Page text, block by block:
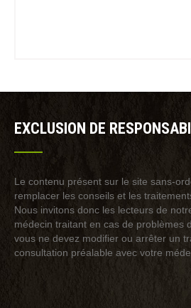
EXCLUSION DE
Le contenu présent sur le site sans-
remplacer les conseils et les
Nous invitons donc les lecteurs de
médecin traitant en cas de problèmes
vous ne devez modifier ou arrêter un
consultation préalable avec votre